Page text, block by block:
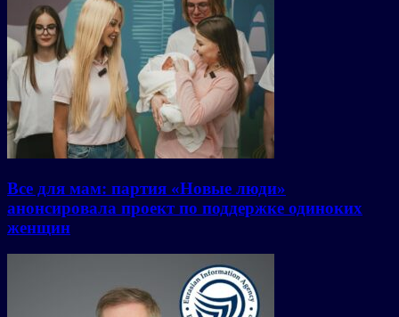
Все для мам: партия «Новые люди»
анонсировала проект по поддержке одиноких
женщин